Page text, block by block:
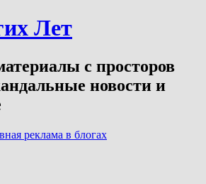
Лет
с просторов
новости и